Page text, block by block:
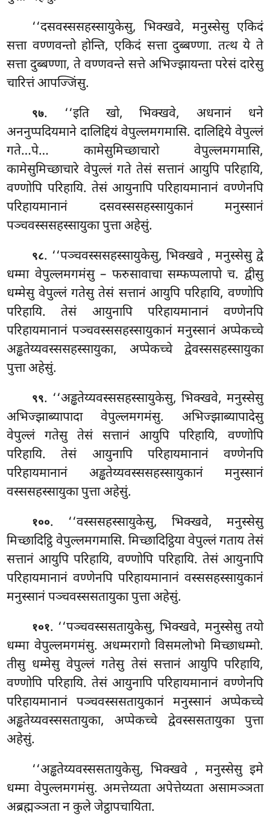
‘‘दसवस्ससहस्सायुकेसु, भिक्खवे, मनुस्सेसु एकिदं
सत्ता वण्णवन्तो होन्ति, एकिदं सत्ता दुब्बण्णा. तत्थ ये ते
सत्ता दुब्बण्णा, ते वण्णवन्ते सत्ते अभिज्झायन्ता परेसं दारेसु
चारित्तं आपज्जिंसु.
९७. ‘‘इति खो, भिक्खवे, अधनानं धने
अननुप्पदियमाने दालिद्दियं वेपुल्लमगमासि. दालिद्दिये वेपुल्लं
गते…पे… कामेसुमिच्छाचारो वेपुल्लमगमासि,
कामेसुमिच्छाचारे वेपुल्लं गते तेसं सत्तानं आयुपि परिहायि,
वण्णोपि परिहायि. तेसं आयुनापिपरिहायमानानं वण्णेनपि
परिहायमानानं दसवस्ससहस्सायुकानं मनुस्सानं
पञ्चवस्ससहस्सायुका पुत्ता अहेसुं.
९८. ‘‘पञ्चवस्ससहस्सायुकेसु, भिक्खवे , मनुस्सेसु द्वे
धम्मा वेपुल्लमगमंसु – फरुसावाचा सम्फप्पलापो च. द्वीसु
धम्मेसु वेपुल्लं गतेसु तेसं सत्तानं आयुपि परिहायि, वण्णोपि
परिहायि. तेसं आयुनापि परिहायमानानं वण्णेनपि
परिहायमानानं पञ्चवस्ससहस्सायुकानं मनुस्सानं अप्पेकच्चे
अड्ढतेय्यवस्ससहस्सायुका, अप्पेकच्चे द्वेवस्ससहस्सायुका
पुत्ता अहेसुं.
९९. ‘‘अड्ढतेय्यवस्ससहस्सायुकेसु, भिक्खवे, मनुस्सेसु
अभिज्झाब्यापादा वेपुल्लमगमंसु. अभिज्झाब्यापादेसु
वेपुल्लं गतेसु तेसं सत्तानं आयुपि परिहायि, वण्णोपि
परिहायि. तेसं आयुनापि परिहायमानानं वण्णेनपि
परिहायमानानं अड्ढतेय्यवस्ससहस्सायुकानं मनुस्सानं
वस्ससहस्सायुका पुत्ता अहेसुं.
१००. ‘‘वस्ससहस्सायुकेसु, भिक्खवे, मनुस्सेसु
मिच्छादिट्ठि वेपुल्लमगमासि. मिच्छादिट्ठिया वेपुल्लं गताय तेसं
सत्तानं आयुपि परिहायि, वण्णोपि परिहायि. तेसं आयुनापि
परिहायमानानं वण्णेनपि परिहायमानानं वस्ससहस्सायुकानं
मनुस्सानं पञ्चवस्ससतायुका पुत्ता अहेसुं.
१०१. ‘‘पञ्चवस्ससतायुकेसु, भिक्खवे, मनुस्सेसु तयो
धम्मा वेपुल्लमगमंसु. अधम्मरागो विसमलोभो मिच्छाधम्मो.
तीसु धम्मेसु वेपुल्लं गतेसु तेसं सत्तानं आयुपि परिहायि,
वण्णोपि परिहायि. तेसं आयुनापि परिहायमानानं वण्णेनपि
परिहायमानानं पञ्चवस्ससतायुकानं मनुस्सानं अप्पेकच्चे
अड्ढतेय्यवस्ससतायुका, अप्पेकच्चे द्वेवस्ससतायुका पुत्ता
अहेसुं.
‘‘अड्ढतेय्यवस्ससतायुकेसु, भिक्खवे , मनुस्सेसु इमे
धम्मा वेपुल्लमगमंसु. अमत्तेय्यता अपेत्तेय्यता असामञ्ञता
अब्रह्मञ्ञता न कुले जेट्ठापचायिता.